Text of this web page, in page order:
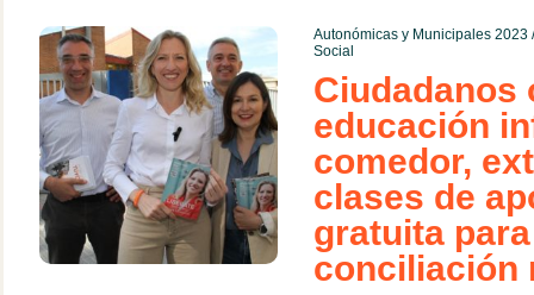
Autonómicas y Municipales 2023
Social
Ciudadanos
educación
comedor,
clases de
gratuita
conciliación